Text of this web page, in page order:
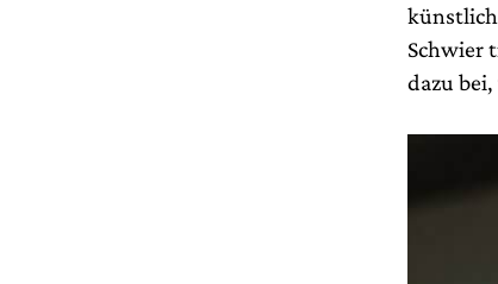
Schwier
dazu